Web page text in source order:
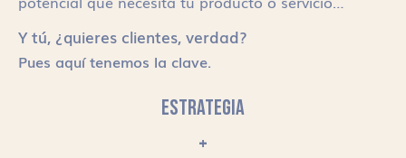
Y tú, ¿quieres clientes, verdad?
Pues aquí tenemos la clave.
ESTRATEGIA
+